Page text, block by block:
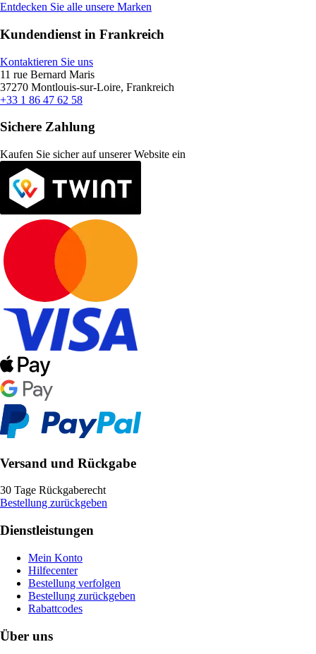
Entdecken Sie alle unsere Marken
Kundendienst in Frankreich
Kontaktieren Sie uns
11 rue Bernard Maris
37270 Montlouis-sur-Loire, Frankreich
+33 1 86 47 62 58
Sichere Zahlung
Kaufen Sie sicher auf unserer Website ein
Versand und Rückgabe
30 Tage Rückgaberecht
Bestellung zurückgeben
Dienstleistungen
Mein Konto
Hilfecenter
Bestellung verfolgen
Bestellung zurückgeben
Rabattcodes
Über uns